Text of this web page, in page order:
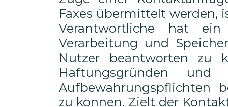
Faxes übermittelt werden,
Verantwortliche hat
Verarbeitung und
Nutzer beantworten zu
Haftungsgründen
Aufbewahrungspflichten
zu können. Zielt der